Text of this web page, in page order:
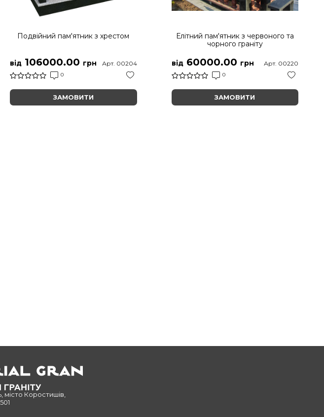
Подвійний пам'ятник з хрестом
від 106000.00 грн
0
Арт. 00204
ЗАМОВИТИ
Елітний пам'ятник з червоного та
чорного граніту
від60000.00 грн
0
Арт. 00220
ЗАМОВИТИ
Коростишів,